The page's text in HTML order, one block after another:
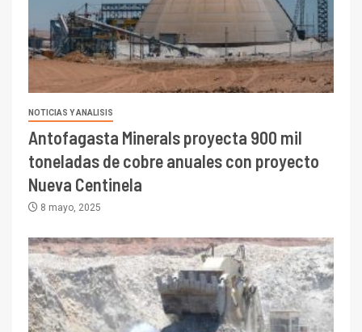
NOTICIAS Y ANALISIS
Antofagasta Minerals proyecta 900 mil
toneladas de cobre anuales con proyecto
Nueva Centinela
8 mayo, 2025